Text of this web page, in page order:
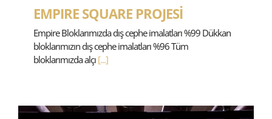
EMPIRE SQUARE PROJESİ
Empire Bloklarımızda dış cephe imalatları %99 Dükkan
bloklarımızın dış cephe imalatları %96 Tüm
bloklarımızda alçı [...]